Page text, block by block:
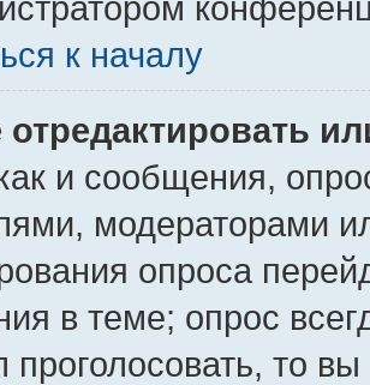
к началу
отредактировать
и сообщения,
модераторами
опроса
в теме; опрос
проголосовать, то